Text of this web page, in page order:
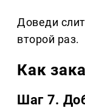
Доведи
второй раз.
Как
Шаг 7.